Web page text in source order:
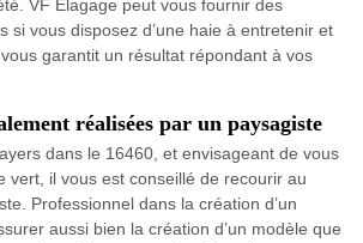
VF Elagage peut vous fournir des
si vous disposez d’une haie à entretenir et
garantit un résultat répondant à vos
réalisées par un paysagiste
dans le 16460, et envisageant de vous
vert, il vous est conseillé de recourir au
Professionnel dans la création d’un
aussi bien la création d’un modèle que